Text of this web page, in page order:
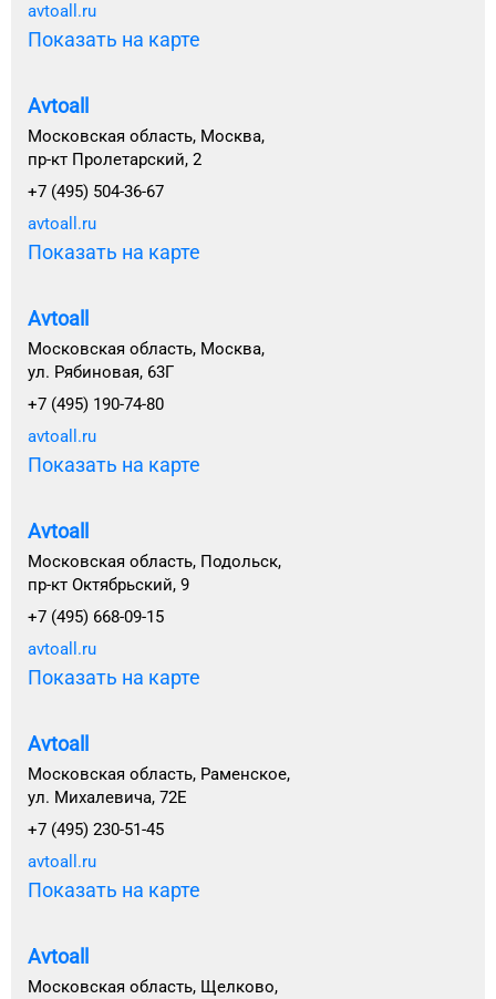
avtoall.ru
Показать на карте
Avtoall
Московская область, Москва,
пр-кт Пролетарский, 2
+7 (495) 504-36-67
avtoall.ru
Показать на карте
Avtoall
Московская область, Москва,
ул. Рябиновая, 63Г
+7 (495) 190-74-80
avtoall.ru
Показать на карте
Avtoall
Московская область, Подольск,
пр-кт Октябрьский, 9
+7 (495) 668-09-15
avtoall.ru
Показать на карте
Avtoall
Московская область, Раменское,
ул. Михалевича, 72Е
+7 (495) 230-51-45
avtoall.ru
Показать на карте
Avtoall
Московская область, Щелково,